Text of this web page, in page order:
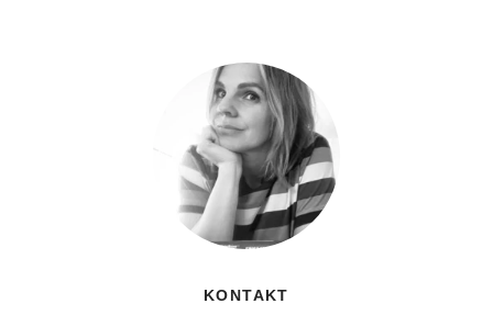
KONTAKT